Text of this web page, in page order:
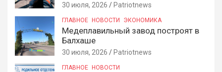
30 июля, 2026 Patriotnews
ГЛАВНОЕ НОВОСТИ ЭКОНОМИКА
Медеплавильный завод построят в
Балхаше
30 июля, 2026 Patriotnews
ГЛАВНОЕ НОВОСТИ